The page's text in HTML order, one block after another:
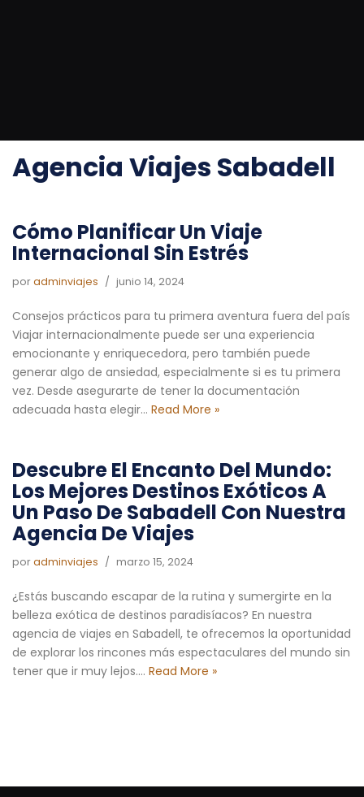
Agencia Viajes Sabadell
Cómo Planificar Un Viaje
Internacional Sin Estrés
poradminviajes junio 14, 2024
Consejos prácticos para tu primera aventura fuera del país
Viajar internacionalmente puede ser una experiencia
emocionante y enriquecedora, pero también puede
generar algo de ansiedad, especialmente si es tu primera
vez. Desde asegurarte de tener la documentación
adecuada hasta elegir… Read More »
Descubre El Encanto Del Mundo:
Los Mejores Destinos Exóticos A
Un Paso De Sabadell Con Nuestra
Agencia De Viajes
poradminviajes marzo 15, 2024
¿Estás buscando escapar de la rutina y sumergirte en la
belleza exótica de destinos paradisíacos? En nuestra
agencia de viajes en Sabadell, te ofrecemos la oportunidad
de explorar los rincones más espectaculares del mundo sin
tener que ir muy lejos.… Read More »